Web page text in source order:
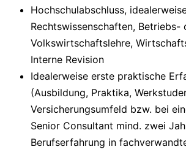
Hochschulabschluss,
Rechtswissenschaften, Betriebs-
Volkswirtschaftslehre,
Interne Revision
Idealerweise erste praktische
(Ausbildung, Praktika,
Versicherungsumfeld bzw. bei
Senior Consultant mind. zwei
Berufserfahrung in